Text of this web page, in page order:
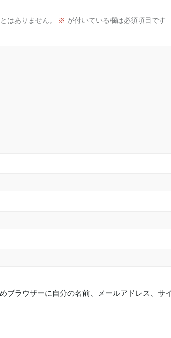
はありません。 ※ が付いている欄は必須項目です
ブラウザーに自分の名前、メールアドレス、サ